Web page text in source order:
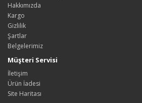
Hakkımızda
Kargo
Gizlilik
Şartlar
Belgelerimiz
Müşteri Servisi
İletişim
Ürün İadesi
Site Haritası